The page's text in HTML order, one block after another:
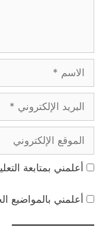
الإلكتروني
الإلكتروني
أعلمني بمتابعة
أعلمني بالمواضيع